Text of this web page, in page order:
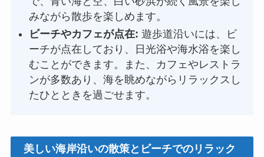
みながら散歩を楽しめます。
ビーチやカフェが点在: 遊歩道沿いには、ビ
ーチが点在しており、日光浴や海水浴を楽し
むことができます。また、カフェやレストラ
ンが多数あり、海を眺めながらリラックスし
たひとときを過ごせます。
美しい海岸沿いの散策とビーチでのリラック